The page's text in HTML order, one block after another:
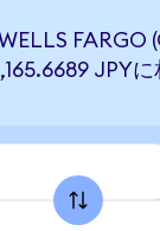
FARGO
JPY